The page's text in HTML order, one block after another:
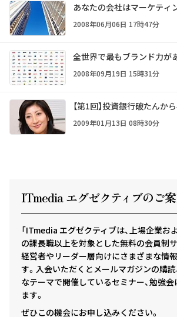
あなたの会社はマーケティ
2008年06月06日 17時47分
全世界で最もブランド力が
2008年09月19日 15時31分
【第1回】投資銀行破たんか
2009年01月13日 08時30分
ITmedia エグゼクティ ブのご
「ITmedia エグゼクティブは、上場企業お
の課長職以上を対象とした無料の会員制サ
経営者やリーダー層向けにさまざまな情
す。入会いただくとメールマガジンの購
なテーマで開催しているセミナー、勉強
ます。
ぜひこの機会にお申し込みください。